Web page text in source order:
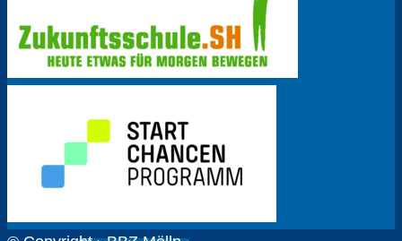
Abwesenheitsmeldung
Beratung / Hilfe
Berufs- und Studienberatung